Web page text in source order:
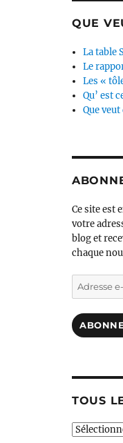
QUE
La table
Le
Les «
Qu’ est
Que veut
Ce site est
votre
blog et
chaque
Adresse
e-
TOUS
TOUS